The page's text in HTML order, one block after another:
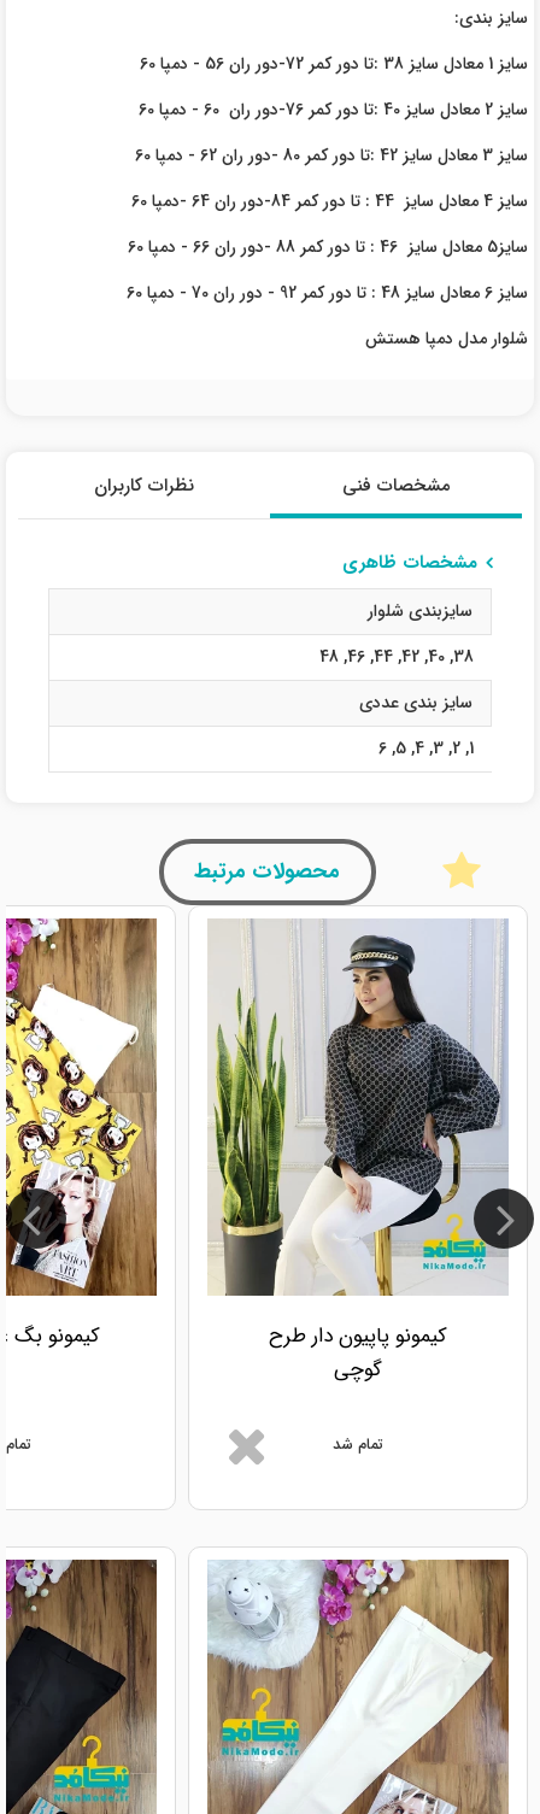
سایز بندی:
سایز 1 معادل سایز 38 :تا دور کمر 72-دور ران 56 - دمپا 60
سایز 2 معادل سایز 40 :تا دور کمر 76-دور ران 60 - دمپا 60
سایز 3 معادل سایز 42 :تا دور کمر 80 -دور ران 62 - دمپا 60
سایز 4 معادل سایز 44 : تا دور کمر 84-دور ران 64 -دمپا 60
سایز5 معادل سایز 46 : تا دور کمر 88 -دور ران 66 - دمپا 60
سایز 6 معادل سایز 48 : تا دور کمر 92 - دور ران 70 - دمپا 60
شلوار مدل دمپا هستش
مشخصات فنی نظرات کاربران
مشخصات ظاهری
سایزبندی شلوار
38
,
40
,
42
,
44
,
46
,
48
سایز بندی عددی
1
,
2
,
3
,
4
,
5
,
6
محصولات مرتبط
کیمونو پاپیون دار طرح
گوچی
تمام شد
کیمونو بگ